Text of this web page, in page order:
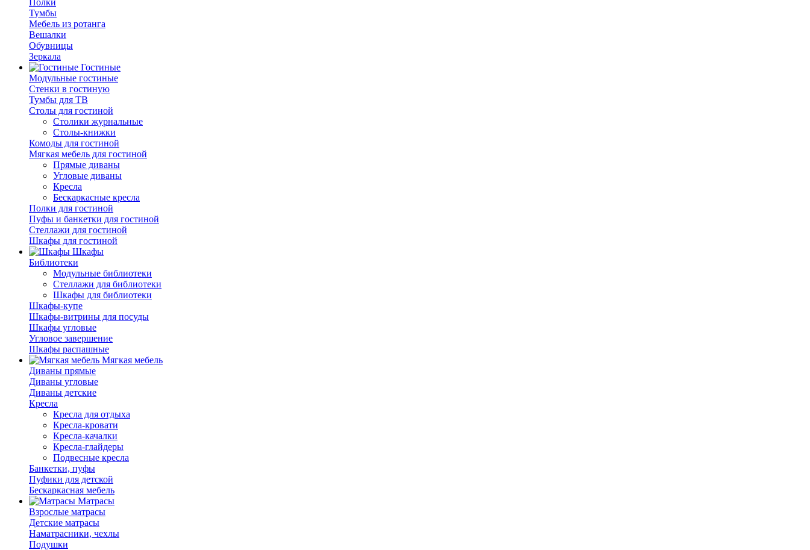
Полки
Тумбы
Мебель из ротанга
Вешалки
Обувницы
Зеркала
Гостиные
Модульные гостиные
Стенки в гостиную
Тумбы для ТВ
Столы для гостиной
Столики журнальные
Столы-книжки
Комоды для гостиной
Мягкая мебель для гостиной
Прямые диваны
Угловые диваны
Кресла
Бескаркасные кресла
Полки для гостиной
Пуфы и банкетки для гостиной
Стеллажи для гостиной
Шкафы для гостиной
Шкафы
Библиотеки
Модульные библиотеки
Стеллажи для библиотеки
Шкафы для библиотеки
Шкафы-купе
Шкафы-витрины для посуды
Шкафы угловые
Угловое завершение
Шкафы распашные
Мягкая мебель
Диваны прямые
Диваны угловые
Диваны детские
Кресла
Кресла для отдыха
Кресла-кровати
Кресла-качалки
Кресла-глайдеры
Подвесные кресла
Банкетки, пуфы
Пуфики для детской
Бескаркасная мебель
Матрасы
Взрослые матрасы
Детские матрасы
Наматрасники, чехлы
Подушки